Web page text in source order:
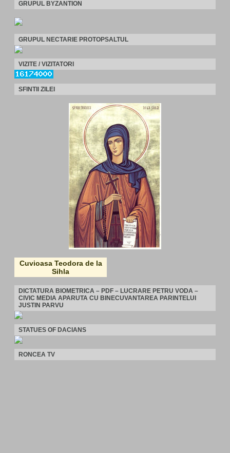
GRUPUL BYZANTION
GRUPUL NECTARIE PROTOPSALTUL
VIZITE / VIZITATORI
SFINTII ZILEI
Cuvioasa Teodora de la
Sihla
DICTATURA BIOMETRICA – PDF – LUCRARE PETRU VODA –
CIVIC MEDIA APARUTA CU BINECUVANTAREA PARINTELUI
JUSTIN PARVU
STATUES OF DACIANS
RONCEA TV